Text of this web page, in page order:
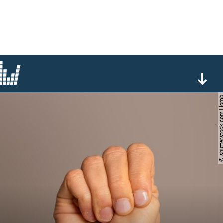
© shutterstock.com | lomb